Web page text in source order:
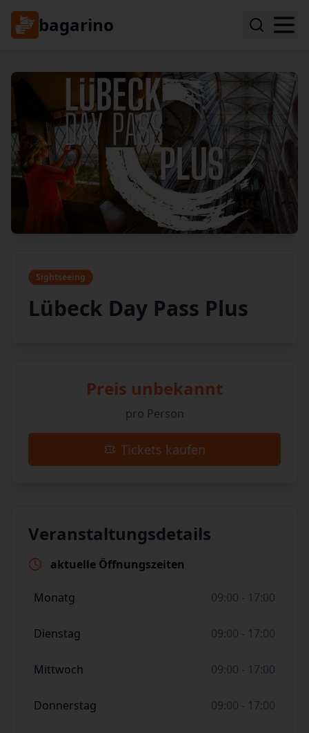
bagarino
Sightseeing
Lübeck Day Pass Plus
Preis unbekannt
pro Person
Tickets kaufen
Veranstaltungsdetails
aktuelle Öffnungszeiten
Monatg 09:00 - 17:00
Dienstag 09:00 - 17:00
Mittwoch 09:00 - 17:00
Donnerstag 09:00 - 17:00